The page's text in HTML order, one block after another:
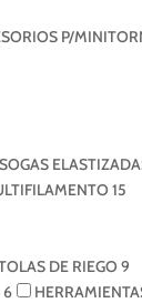
P/
SOGAS
15
DE RIEGO 9
6